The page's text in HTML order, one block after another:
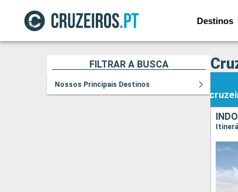
Destinos
FILTRAR A BUSCA
Nossos Principais Destinos